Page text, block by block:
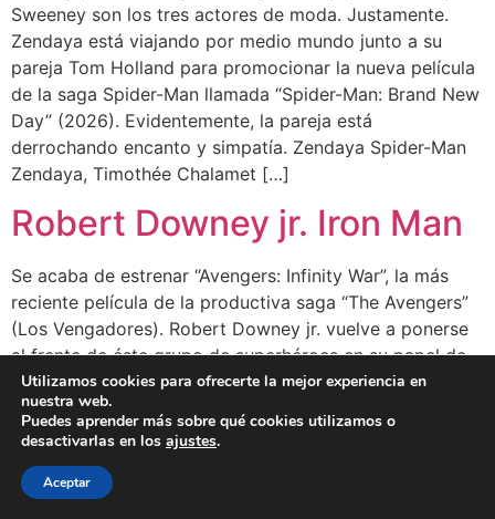
Sweeney son los tres actores de moda. Justamente.
Zendaya está viajando por medio mundo junto a su
pareja Tom Holland para promocionar la nueva película
de la saga Spider-Man llamada “Spider-Man: Brand New
Day” (2026). Evidentemente, la pareja está
derrochando encanto y simpatía. Zendaya Spider-Man
Zendaya, Timothée Chalamet […]
Robert Downey jr. Iron Man
Se acaba de estrenar “Avengers: Infinity War”, la más
reciente película de la productiva saga “The Avengers”
(Los Vengadores). Robert Downey jr. vuelve a ponerse
al frente de éste grupo de superhéroes en su papel de
Iron Man. Ésta es la novena ocasión en la que interpreta
al hombre de hierro de la Marvel. Celebramos […]
BLOG CLIENTES
Utilizamos cookies para ofrecerte la mejor experiencia en
nuestra web.
Puedes aprender más sobre qué cookies utilizamos o
desactivarlas en los ajustes.
Aceptar